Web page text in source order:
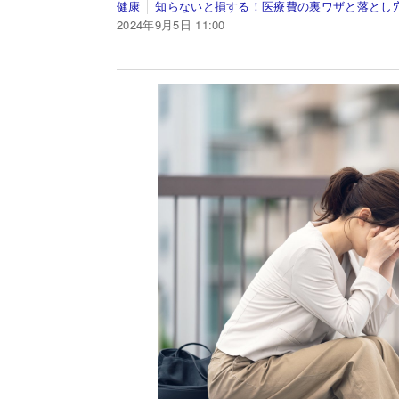
健康
知らないと損する！医療費の裏ワザと落とし
2024年9月5日 11:00